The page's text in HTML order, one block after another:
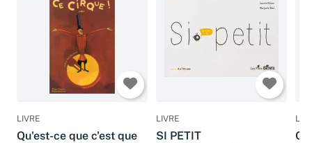
LIVRE
Qu'est-ce que c'est que
LIVRE
SI PETIT